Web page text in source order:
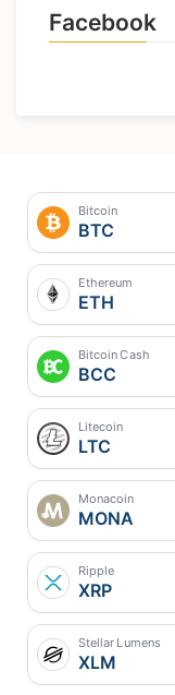
Facebook
Bitcoin
BTC
Ethereum
ETH
Bitcoin Cash
BCC
Litecoin
LTC
Monacoin
MONA
Ripple
XRP
Stellar Lumens
XLM